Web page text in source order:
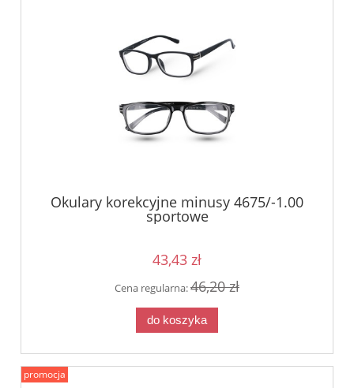
Okulary korekcyjne minusy 4675/-1.00
sportowe
43,43 zł
Cena regularna:46,20 zł
do koszyka
promocja